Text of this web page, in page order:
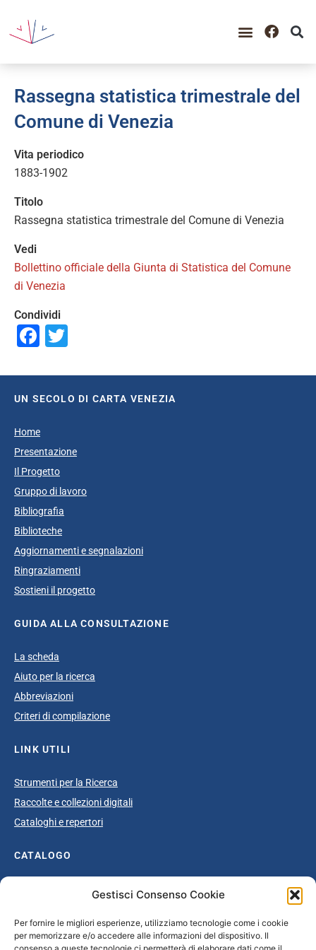
Gestisci Consenso Cookie
Per fornire le migliori esperienze, utilizziamo tecnologie come i cookie
per memorizzare e/o accedere alle informazioni del dispositivo. Il
Rassegna statistica trimestrale del
Comune di Venezia
Vita periodico
1883-1902
Titolo
Rassegna statistica trimestrale del Comune di Venezia
Vedi
Bollettino officiale della Giunta di Statistica del Comune
di Venezia
Condividi
Facebook
UN SECOLO DI CARTA VENEZIA
Home
Presentazione
Il Progetto
Gruppo di lavoro
Bibliografia
Biblioteche
Aggiornamenti e segnalazioni
Ringraziamenti
Sostieni il progetto
GUIDA ALLA CONSULTAZIONE
La scheda
Aiuto per la ricerca
Abbreviazioni
Criteri di compilazione
LINK UTILI
Strumenti per la Ricerca
Raccolte e collezioni digitali
Cataloghi e repertori
CATALOGO
Catalogo completo
Età giolittiana
Grande Guerra e dopoguerra